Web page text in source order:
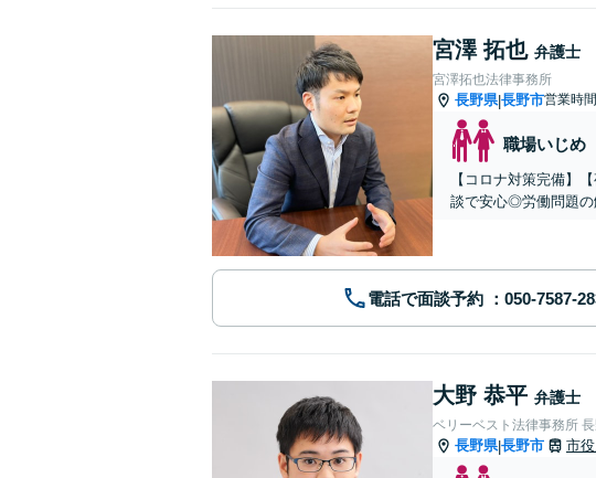
宮澤 拓也 弁護士
宮澤拓也法律事務所
長野県|長野市営業時
職場いじめ
【コロナ対策完備】
談で安心◎労働問題の
電話で面談予約
大野 恭平 弁護士
ベリーベスト法律事務所
長野県|長野市 市